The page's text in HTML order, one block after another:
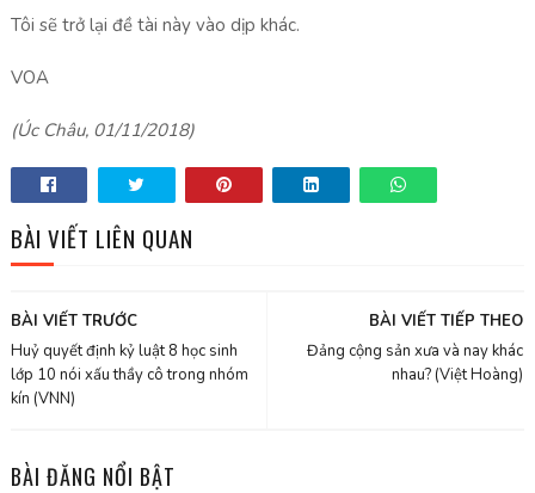
Tôi sẽ trở lại đề tài này vào dịp khác.
VOA
(Úc Châu, 01/11/2018)
BÀI VIẾT LIÊN QUAN
BÀI VIẾT TIẾP THEO
Đảng cộng sản xưa và nay khác
nhau? (Việt Hoàng)
BÀI VIẾT TRƯỚC
Huỷ quyết định kỷ luật 8 học sinh
lớp 10 nói xấu thầy cô trong nhóm
kín (VNN)
BÀI ĐĂNG NỔI BẬT